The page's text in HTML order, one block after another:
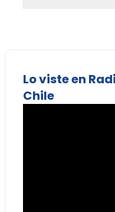
Lo viste en
Chile